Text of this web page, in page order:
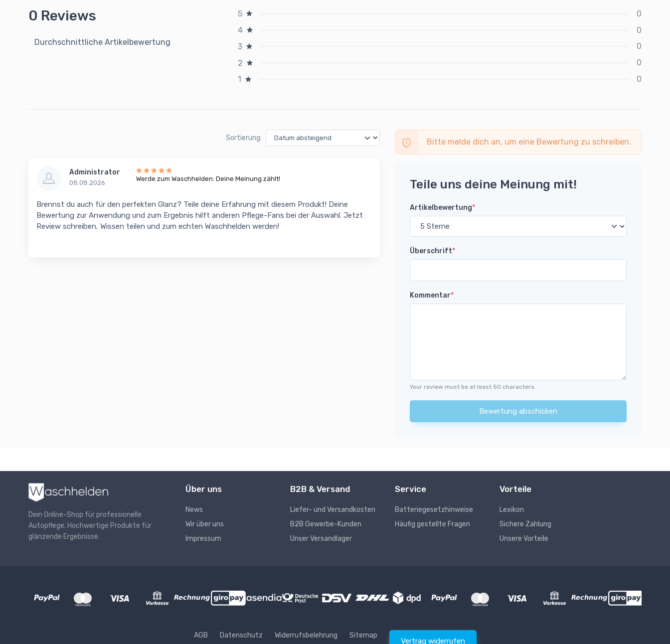
0 Reviews
Durchschnittliche Artikelbewertung
5
0
4
0
3
0
2
0
1
0
Sortierung:
Administrator
08.08.2026
Werde zum Waschhelden: Deine Meinung zählt!
Brennst du auch für den perfekten Glanz? Teile deine Erfahrung mit diesem Produkt! Deine
Bewertung zur Anwendung und zum Ergebnis hilft anderen Pflege-Fans bei der Auswahl. Jetzt
Review schreiben, Wissen teilen und zum echten Waschhelden werden!
Bitte melde dich an, um eine Bewertung zu schreiben.
Teile uns deine Meinung mit!
Artikelbewertung*
Überschrift*
Kommentar*
Your review must be at least 50 characters.
Bewertung abschicken
Dein Online-Shop für professionelle
Autopflege. Hochwertige Produkte für
glänzende Ergebnisse.
Über uns
News
Wir über uns
Impressum
B2B & Versand
Liefer- und Versandkosten
B2B Gewerbe-Kunden
Unser Versandlager
Service
Batteriegesetzhinweise
Häufig gestellte Fragen
Vorteile
Lexikon
Sichere Zahlung
Unsere Vorteile
AGB Datenschutz Widerrufsbelehrung Sitemap
Vertrag widerrufen